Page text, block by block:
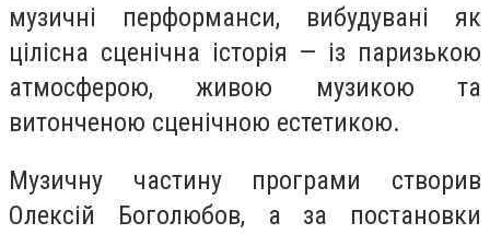
музичні перформанси, вибудувані як
цілісна сценічна історія — із паризькою
атмосферою, живою музикою та
витонченою сценічною естетикою.
Музичну частину програми створив
Олексій Боголюбов, а за постановки